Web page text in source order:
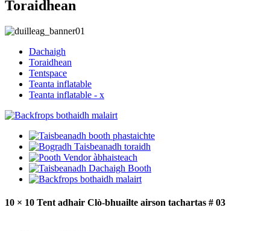
Toraidhean
Dachaigh
Toraidhean
Tentspace
Teanta inflatable
Teanta inflatable - x
10 × 10 Tent adhair Clò-bhuailte airson tachartas # 03